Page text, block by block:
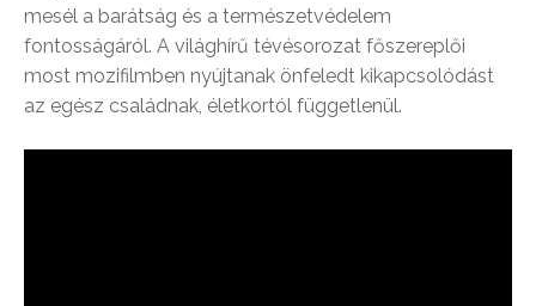
mesél a barátság és a természetvédelem
fontosságáról. A világhírű tévésorozat főszereplői
most mozifilmben nyújtanak önfeledt kikapcsolódást
az egész családnak, életkortól függetlenül.